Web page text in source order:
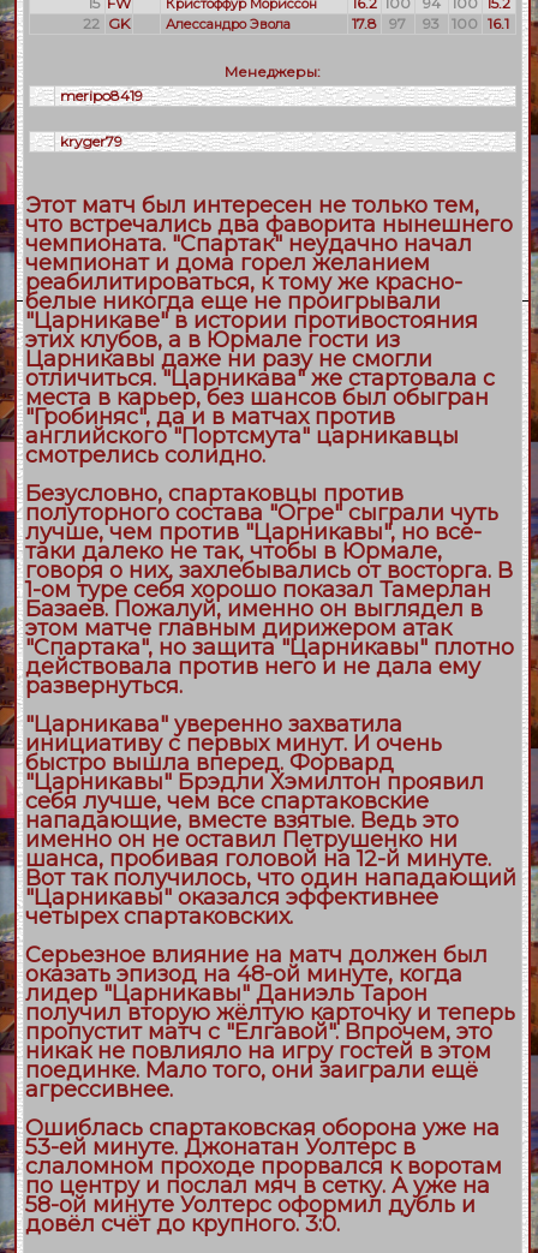
Кристоффур Мориссон
22 GK Алессандро Эвола 17.8 97 93 100 16.1
Менеджеры:
meripo8419
kryger79
Этот матч был интересен не только тем,
что встречались два фаворита нынешнего
чемпионата. "Спартак" неудачно начал
чемпионат и дома горел желанием
реабилитироваться, к тому же красно-
белые никогда еще не проигрывали
"Царникаве" в истории противостояния
этих клубов, а в Юрмале гости из
Царникавы даже ни разу не смогли
отличиться. "Царникава" же стартовала с
места в карьер, без шансов был обыгран
"Гробиняс", да и в матчах против
английского "Портсмута" царникавцы
смотрелись солидно.
Безусловно, спартаковцы против
полуторного состава "Огре" сыграли чуть
лучше, чем против "Царникавы", но все-
таки далеко не так, чтобы в Юрмале,
говоря о них, захлебывались от восторга. В
1-ом туре себя хорошо показал Тамерлан
Базаев. Пожалуй, именно он выглядел в
этом матче главным дирижером атак
"Спартака", но защита "Царникавы" плотно
действовала против него и не дала ему
развернуться.
"Царникава" уверенно захватила
инициативу с первых минут. И очень
быстро вышла вперед. Форвард
"Царникавы" Брэдли Хэмилтон проявил
себя лучше, чем все спартаковские
нападающие, вместе взятые. Ведь это
именно он не оставил Петрушенко ни
шанса, пробивая головой на 12-й минуте.
Вот так получилось, что один нападающий
"Царникавы" оказался эффективнее
четырех спартаковских.
Серьезное влияние на матч должен был
оказать эпизод на 48-ой минуте, когда
лидер "Царникавы" Даниэль Тарон
получил вторую жёлтую карточку и теперь
пропустит матч с "Елгавой". Впрочем, это
никак не повлияло на игру гостей в этом
поединке. Мало того, они заиграли ещё
агрессивнее.
Ошиблась спартаковская оборона уже на
53-ей минуте. Джонатан Уолтерс в
слаломном проходе прорвался к воротам
по центру и послал мяч в сетку. А уже на
58-ой минуте Уолтерс оформил дубль и
довёл счёт до крупного. 3:0.